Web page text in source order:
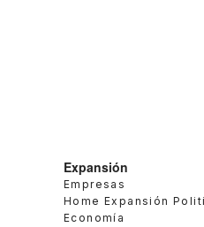
Expansión
Empresas
Home Expansión
Economía